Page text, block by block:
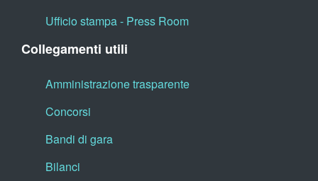
Ufficio stampa - Press Room
Collegamenti utili
Amministrazione trasparente
Concorsi
Bandi di gara
Bilanci